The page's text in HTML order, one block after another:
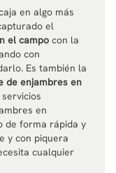
en algo más
el
el campo con la
con
Es también la
de enjambres en
en
de forma rápida y
y con piquera
cualquier